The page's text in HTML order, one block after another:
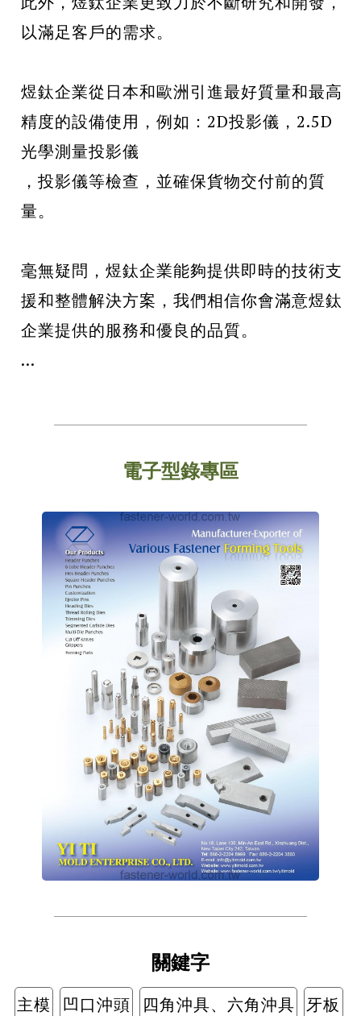
以滿足客戶的需求。
煜鈦企業從日本和歐洲引進最好質量和最高
精度的設備使用，例如：2D投影儀，2.5D
光學測量投影儀
，投影儀等檢查，並確保貨物交付前的質
量。
毫無疑問，煜鈦企業能夠提供即時的技術支
援和整體解決方案，我們相信你會滿意煜鈦
企業提供的服務和優良的品質。
...
電子型錄專區
關鍵字
主模 凹口沖頭 四角沖具、六角沖具 牙板